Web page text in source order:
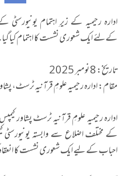
ادارہ رحیمیہ کے زیرِ اہتمام
کےلئے ایک شعوری نشست کا اہتمام کیا
تاریخ: 8 نومبر 2025
مقام: ادارہ رحیمیہ علومِ قرآنیہ ٹرسٹ،
ادارہ رحیمیہ علومِ قرآنیہ ٹرسٹ پشاور
کے مختلف اضلاع سے وابستہ یونیورسٹی
احباب کے لیے ایک شعوری نشست کا انعقاد